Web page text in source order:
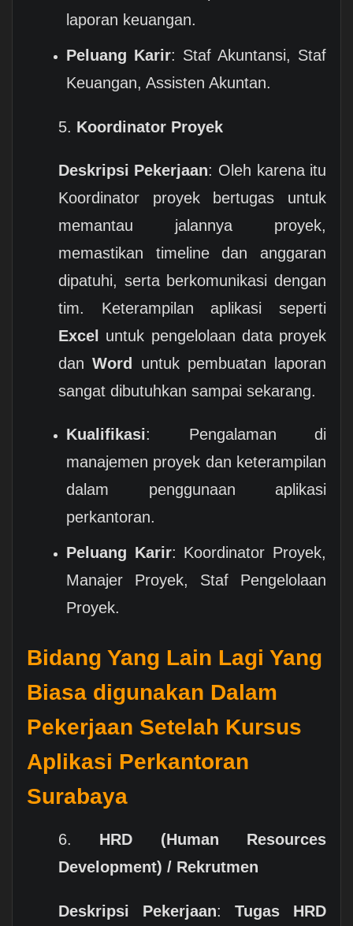
laporan keuangan.
Peluang Karir: Staf Akuntansi, Staf
Keuangan, Assisten Akuntan.
5. Koordinator Proyek
Deskripsi Pekerjaan: Oleh karena itu
Koordinator proyek bertugas untuk
memantau jalannya proyek,
memastikan timeline dan anggaran
dipatuhi, serta berkomunikasi dengan
tim. Keterampilan aplikasi seperti
Excel
untuk pengelolaan data proyek
danWord
untuk pembuatan laporan
sangat dibutuhkan sampai sekarang.
Kualifikasi: Pengalaman di
manajemen proyek dan keterampilan
dalam penggunaan aplikasi
perkantoran.
Peluang Karir: Koordinator Proyek,
Manajer Proyek, Staf Pengelolaan
Proyek.
Bidang Yang Lain Lagi Yang
Biasa digunakan Dalam
Pekerjaan Setelah Kursus
Aplikasi Perkantoran
Surabaya
6. HRD (Human Resources
Development) / Rekrutmen
Deskripsi Pekerjaan:Tugas HRD